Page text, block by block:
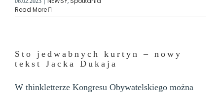
Read More
Sto jedwabnych kurtyn – nowy
tekst Jacka Dukaja
W thinkletterze Kongresu Obywatelskiego można